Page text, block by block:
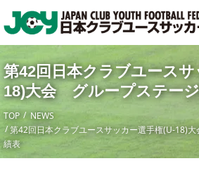
第42回日本クラブユース
18)大会 グループステー
TOP
NEWS
第42回日本クラブユースサッカー選手権(U-18)
績表